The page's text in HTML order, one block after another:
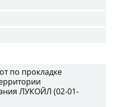
по прокладке
ЛУКОЙЛ (02-01-